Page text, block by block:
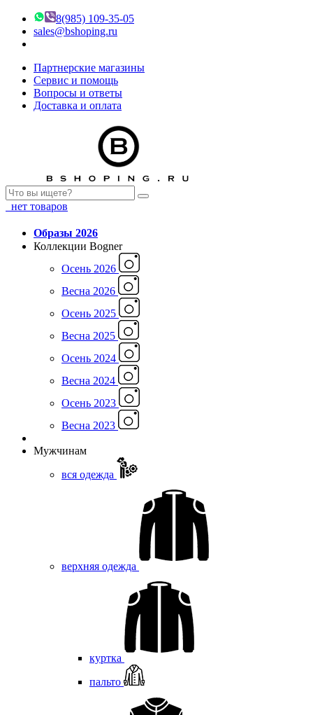
8(985) 109-35-05
sales@bshoping.ru
Партнерские магазины
Сервис и помощь
Вопросы и ответы
Доставка и оплата
нет товаров
Образы 2026
Коллекции Bogner
Осень 2026
Весна 2026
Осень 2025
Весна 2025
Осень 2024
Весна 2024
Осень 2023
Весна 2023
Мужчинам
вся одежда
верхняя одежда
куртка
пальто